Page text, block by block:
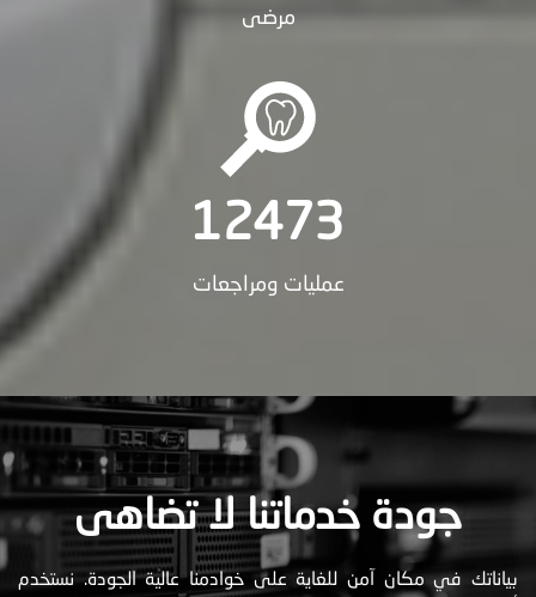
مرضى
12473
عمليات ومراجعات
جودة خدماتنا لا تضاهى
بياناتك في مكان آمن للغاية على خوادمنا عالية الجودة. نستخدم